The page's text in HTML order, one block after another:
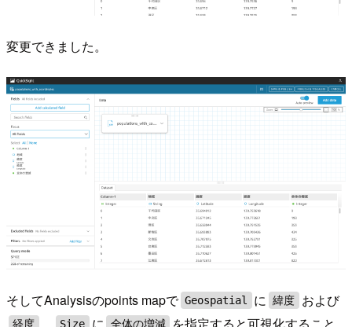
変更できました。
そしてAnalysisのpoints mapで Geospatial に 緯度 および
経度 Size 全体の増減